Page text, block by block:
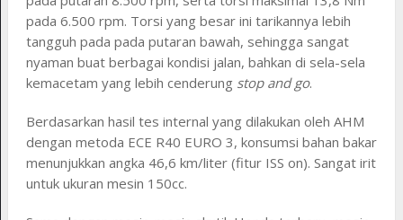
pada 6.500 rpm. Torsi yang besar ini tarikannya lebih
tangguh pada pada putaran bawah, sehingga sangat
nyaman buat berbagai kondisi jalan, bahkan di sela-sela
kemacetam yang lebih cenderung stop and go.
Berdasarkan hasil tes internal yang dilakukan oleh AHM
dengan metoda ECE R40 EURO 3, konsumsi bahan bakar
menunjukkan angka 46,6 km/liter (fitur ISS on). Sangat irit
untuk ukuran mesin 150cc.